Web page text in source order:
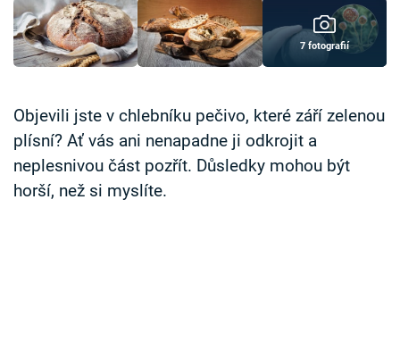
Přihlášení
7 fotografií
Objevili jste v chlebníku pečivo, které září zelenou
plísní? Ať vás ani nenapadne ji odkrojit a
neplesnivou část pozřít. Důsledky mohou být
horší, než si myslíte.